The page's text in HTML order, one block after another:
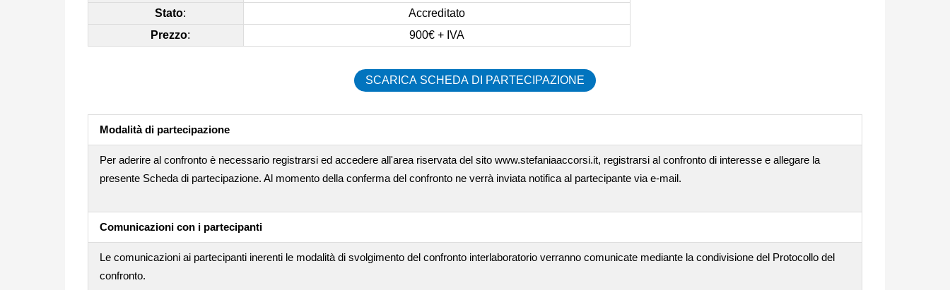
Stato:
Accreditato
Prezzo: 900€ + IVA
SCARICA SCHEDA DI PARTECIPAZIONE
Modalità di partecipazione
Per aderire al confronto è necessario registrarsi ed accedere all'area riservata del sito www.stefaniaaccorsi.it, registrarsi al confronto di interesse e allegare la
presente Scheda di partecipazione. Al momento della conferma del confronto ne verrà inviata notifica al partecipante via e-mail.
Comunicazioni con i partecipanti
Le comunicazioni ai partecipanti inerenti le modalità di svolgimento del confronto interlaboratorio verranno comunicate mediante la condivisione del Protocollo del
confronto.